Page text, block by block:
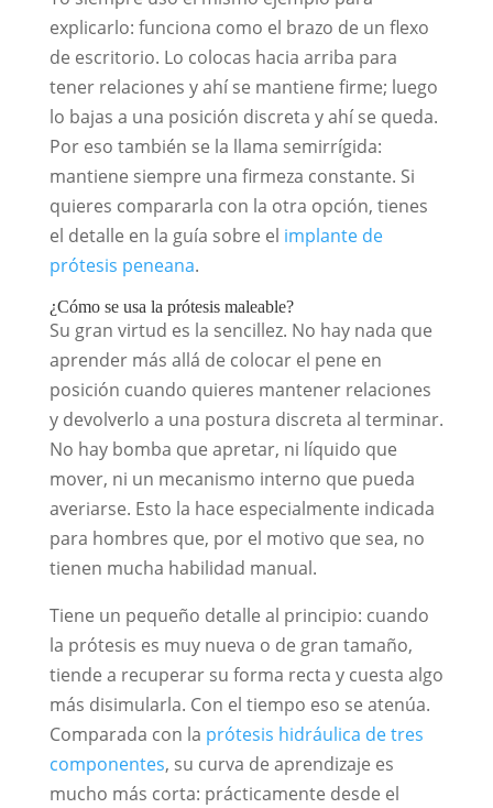
explicarlo: funciona como el brazo de un flexo
de escritorio. Lo colocas hacia arriba para
tener relaciones y ahí se mantiene firme; luego
lo bajas a una posición discreta y ahí se queda.
Por eso también se la llama semirrígida:
mantiene siempre una firmeza constante. Si
quieres compararla con la otra opción, tienes
el detalle en la guía sobre el implante de
prótesis peneana.
¿Cómo se usa la prótesis maleable?
Su gran virtud es la sencillez. No hay nada que
aprender más allá de colocar el pene en
posición cuando quieres mantener relaciones
y devolverlo a una postura discreta al terminar.
No hay bomba que apretar, ni líquido que
mover, ni un mecanismo interno que pueda
averiarse. Esto la hace especialmente indicada
para hombres que, por el motivo que sea, no
tienen mucha habilidad manual.
Tiene un pequeño detalle al principio: cuando
la prótesis es muy nueva o de gran tamaño,
tiende a recuperar su forma recta y cuesta algo
más disimularla. Con el tiempo eso se atenúa.
Comparada con la prótesis hidráulica de tres
componentes, su curva de aprendizaje es
mucho más corta: prácticamente desde el